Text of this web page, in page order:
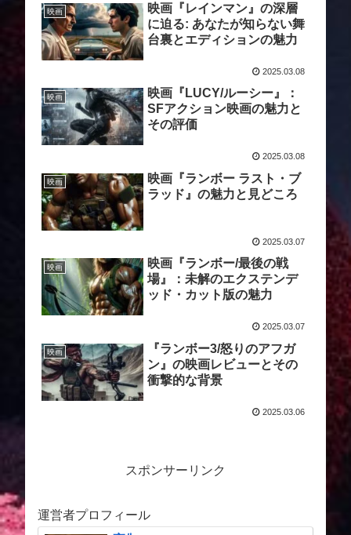
映画
映画『レインマン』の深層
に迫る: あなたが知らない舞
台裏とエディションの魅力
2025.03.08
映画
映画『LUCY/ルーシー』：
SFアクション映画の魅力と
その評価
2025.03.08
映画
映画『ランボー ラスト・ブ
ラッド』の魅力と見どころ
2025.03.07
映画
映画『ランボー/最後の戦
場』：未解のエクステンデ
ッド・カット版の魅力
2025.03.07
映画
『ランボー3/怒りのアフガ
ン』の映画レビューとその
衝撃的な背景
2025.03.06
スポンサーリンク
運営者プロフィール